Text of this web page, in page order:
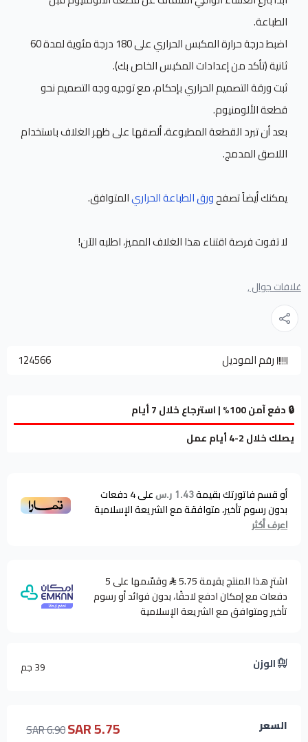
الطباعة.
اضبط درجة حرارة المكبس الحراري على 180 درجة مئوية لمدة 60
ثانية (تأكد من إعدادات المكبس الخاص بك).
ثبت ورقة التصميم الحراري بإحكام، مع توجيه وجه التصميم نحو
قطعة الألومنيوم.
بعد أن تبرد القطعة المطبوعة، ألصقها على ظهر الغلاف باستخدام
اللاصق المدمج.
يمكنك أيضاً تصفحورق الطباعة الحراريالمتوافق.
لا تفوت فرصة اقتناء هذا الغلاف المميز، اطلبه الآن!
غلافات جوال ,
رقم الموديل 124566
🔒 دفع آمن 100% | استرجاع خلال 7 أيام
يصلك خلال 2-4 أيام عمل
أو قسم فاتورتك بقيمة1.43 ر.س على4دفعات
بدون رسوم تأخير، متوافقة مع الشريعة الإسلامية
اعرف أكثر
اشترِ هذا المنتج بقيمة 5.75
وقسّمها على 5
دفعات مع إمكان ادفع لاحقًا، بدون فوائد أو رسوم
تأخير ومتوافق مع الشريعة الإسلامية
الوزن 39 جم
السعر 5.75 SAR
6.90 SAR